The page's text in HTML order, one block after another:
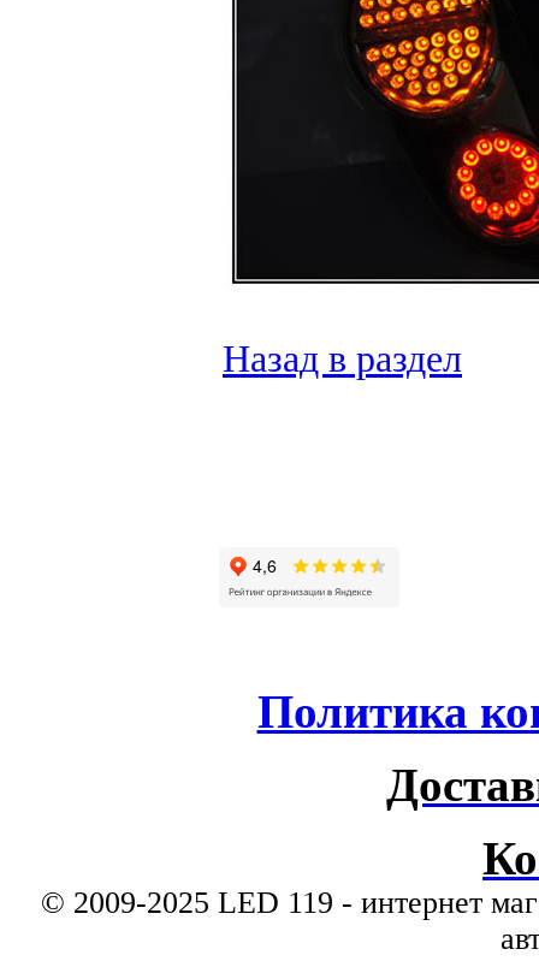
Назад в раздел
Политика
© 2009-2025 LED 119 - интернет